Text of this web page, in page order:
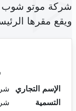
شركة موتو شوب
ويقع مقرها الرئيسي
الإسم التجاري
التسمية